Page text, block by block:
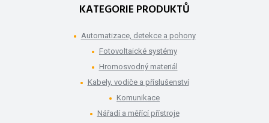
KATEGORIE PRODUKTŮ
Automatizace, detekce a pohony
Fotovoltaické systémy
Hromosvodný materiál
Kabely, vodiče a příslušenství
Komunikace
Nářadí a měřící přístroje